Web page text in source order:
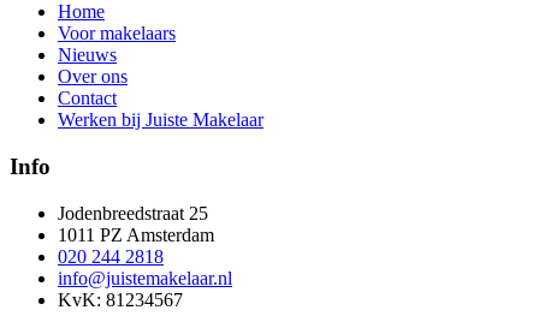
Home
Voor makelaars
Nieuws
Over ons
Contact
Werken bij Juiste Makelaar
Info
Jodenbreedstraat 25
1011 PZ Amsterdam
020 244 2818
info@juistemakelaar.nl
KvK: 81234567